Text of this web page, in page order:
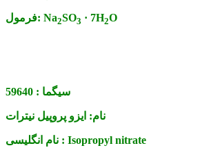
فرمول: Na2SO3 · 7H2O
سیگما : 59640
نام: ایزو پروپیل نیترات
نام انگلیسی : Isopropyl nitrate